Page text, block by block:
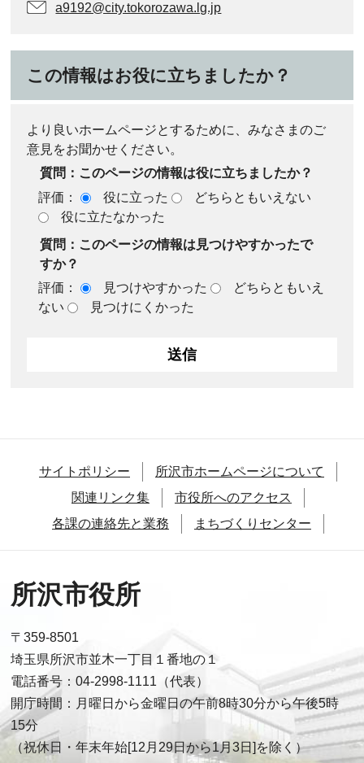
a9192@city.tokorozawa.lg.jp
この情報はお役に立ちましたか？
より良いホームページとするために、みなさまのご
意見をお聞かせください。
質問：このページの情報は役に立ちましたか？
評価：
役に立った
どちらともいえない
役に立たなかった
質問：このページの情報は見つけやすかったで
すか？
評価：
見つけやすかった
どちらともいえ
ない
見つけにくかった
サイトポリシー
所沢市ホームページについて
関連リンク集
市役所へのアクセス
各課の連絡先と業務
まちづくりセンター
所沢市役所
〒359-8501
埼玉県所沢市並木一丁目１番地の１
電話番号：04-2998-1111（代表）
開庁時間：月曜日から金曜日の午前8時30分から午後5時
15分
（祝休日・年末年始[12月29日から1月3日]を除く）